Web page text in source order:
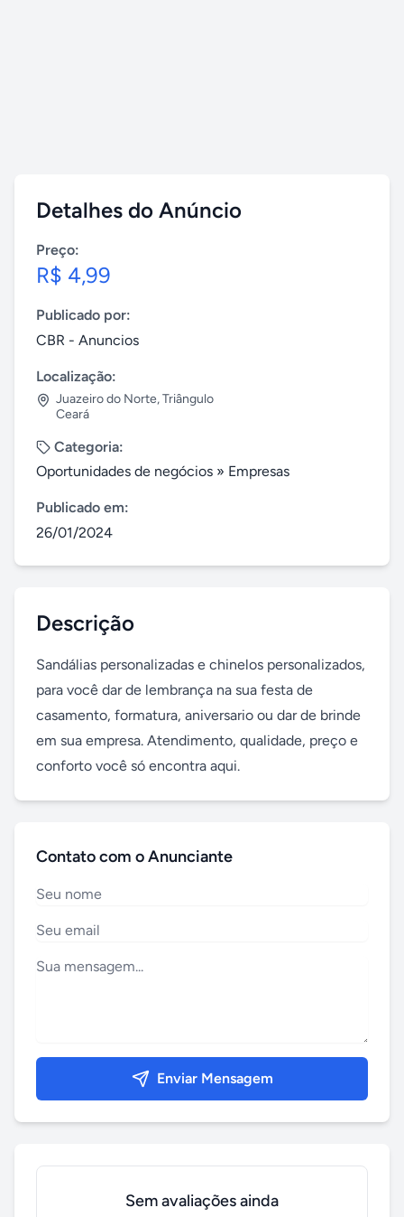
Detalhes do Anúncio
Preço:
R$ 4,99
Publicado por:
CBR - Anuncios
Localização:
Juazeiro do Norte,Triângulo
Ceará
Categoria:
Oportunidades de negócios » Empresas
Publicado em:
26/01/2024
Descrição
Sandálias personalizadas e chinelos personalizados,
para você dar de lembrança na sua festa de
casamento, formatura, aniversario ou dar de brinde
em sua empresa. Atendimento, qualidade, preço e
conforto você só encontra aqui.
Contato com o Anunciante
Enviar Mensagem
Sem avaliações ainda